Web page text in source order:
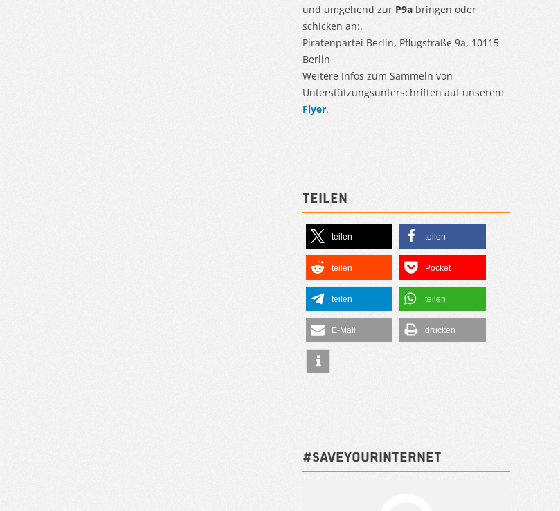
und umgehend zur P9a bringen oder
schicken an:.
Piratenpartei Berlin, Pflugstraße 9a, 10115
Berlin
Weitere Infos zum Sammeln von
Unterstützungsunterschriften auf unserem
Flyer.
Teilen
teilen teilen
teilen Pocket
teilen teilen
E-Mail drucken
#SAVEYOURINTERNET